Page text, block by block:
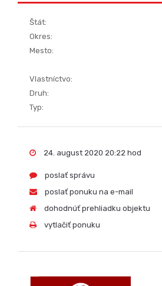
Štát:
Okres:
Mesto:
Vlastníctvo:
Druh:
Typ:
24. august 2020 20:22 hod
poslať správu
poslať ponuku na e-mail
dohodnúť prehliadku objektu
vytlačiť ponuku